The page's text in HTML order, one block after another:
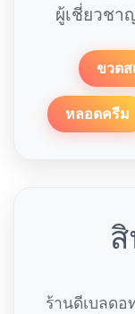
ผู้เชี่ยวชา
ขวดส
หลอดครีม
ร้านดีเบลดอ